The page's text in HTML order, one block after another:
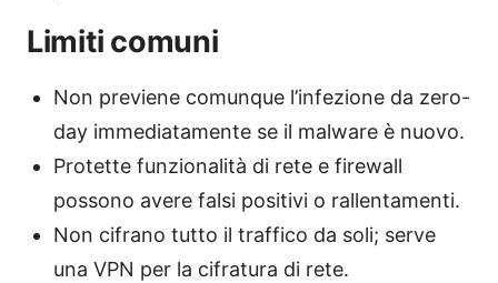
Limiti comuni
Non previene comunque l’infezione da zero-
day immediatamente se il malware è nuovo.
Protette funzionalità di rete e firewall
possono avere falsi positivi o rallentamenti.
Non cifrano tutto il traffico da soli; serve
una VPN per la cifratura di rete.